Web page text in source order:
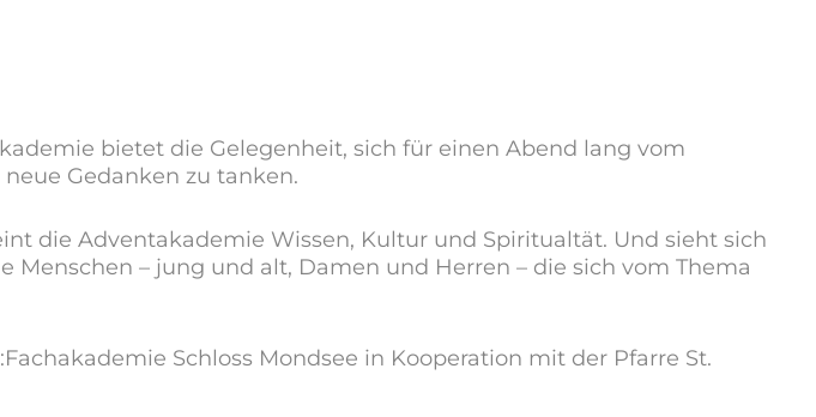
bietet die Gelegenheit, sich für einen Abend lang vom
Gedanken zu tanken.
die Adventakademie Wissen, Kultur und Spiritualtät. Und sieht sich
– jung und alt, Damen und Herren – die sich vom Thema
Schloss Mondsee in Kooperation mit der Pfarre St.